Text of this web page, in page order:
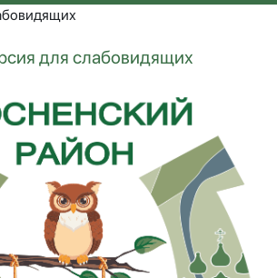
для слабовидящих